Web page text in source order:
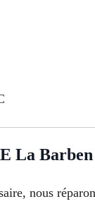
La Barben
nous